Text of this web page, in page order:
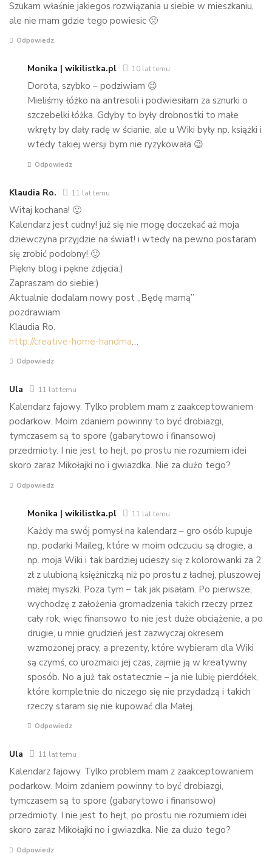
Szukam właśnie jakiegos rozwiązania u siebie w mieszkaniu,
ale nie mam gdzie tego powiesic 🙁
Odpowiedz
Monika | wikilistka.pl 10 lat temu
Dorota, szybko – podziwiam 😉
Mieliśmy łóżko na antresoli i podwiesiłam za sznurki o
szczebelki łóżka. Gdyby to były drobnostki to małe
wkręty by dały radę w ścianie, ale u Wiki były np. książki i
wtedy takiej wersji bym nie ryzykowała 😉
Odpowiedz
Klaudia Ro. 11 lat temu
Witaj kochana! 🙂
Kalendarz jest cudny! już się nie mogę doczekać aż moja
dziewczyna przyjdzie na świat! i wtedy na pewno postaram
się zrobić podobny! 🙂
Piękny blog i pękne zdjęcia:)
Zapraszam do siebie:)
Aktualnie dodalam nowy post „Będę mamą”
pozdrawiam
Klaudia Ro.
http://creative-home-handma…
Odpowiedz
Ula 11 lat temu
Kalendarz fajowy. Tylko problem mam z zaakceptowaniem
podarkow. Moim zdaniem powinny to być drobiazgi,
tymczasem są to spore (gabarytowo i finansowo)
przedmioty. I nie jest to hejt, po prostu nie rozumiem idei
skoro zaraz Mikołajki no i gwiazdka. Nie za dużo tego?
Odpowiedz
Monika | wikilistka.pl 11 lat temu
Każdy ma swój pomysł na kalendarz – gro osób kupuje
np. podarki Maileg, które w moim odczuciu są drogie, a
np. moja Wiki i tak bardziej ucieszy się z kolorowanki za 2
zł z ulubioną księżniczką niż po prostu z ładnej, pluszowej
małej myszki. Poza tym – tak jak pisałam. Po pierwsze,
wychodzę z założenia gromadzenia takich rzeczy przez
cały rok, więc finansowo to nie jest duże obciążenie, a po
drugie, u mnie grudzień jest zazwyczaj okresem
wzmożonej pracy, a prezenty, które wybieram dla Wiki
są czymś, co urozmaici jej czas, zajmie ją w kreatywny
sposób. No a już tak ostatecznie – ja nie lubię pierdółek,
które kompletnie do niczego się nie przydadzą i takich
rzeczy staram się nie kupować dla Małej.
Odpowiedz
Ula 11 lat temu
Kalendarz fajowy. Tylko problem mam z zaakceptowaniem
podarkow. Moim zdaniem powinny to być drobiazgi,
tymczasem są to spore (gabarytowo i finansowo)
przedmioty. I nie jest to hejt, po prostu nie rozumiem idei
skoro zaraz Mikołajki no i gwiazdka. Nie za dużo tego?
Odpowiedz